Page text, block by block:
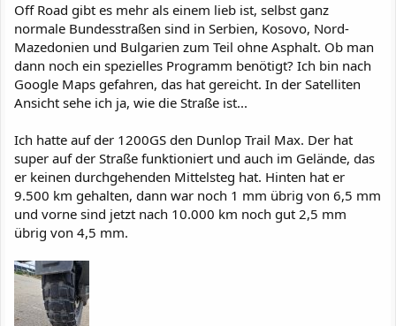
Off Road gibt es mehr als einem lieb ist, selbst ganz
normale Bundesstraßen sind in Serbien, Kosovo, Nord-
Mazedonien und Bulgarien zum Teil ohne Asphalt. Ob man
dann noch ein spezielles Programm benötigt? Ich bin nach
Google Maps gefahren, das hat gereicht. In der Satelliten
Ansicht sehe ich ja, wie die Straße ist...
Ich hatte auf der 1200GS den Dunlop Trail Max. Der hat
super auf der Straße funktioniert und auch im Gelände, das
er keinen durchgehenden Mittelsteg hat. Hinten hat er
9.500 km gehalten, dann war noch 1 mm übrig von 6,5 mm
und vorne sind jetzt nach 10.000 km noch gut 2,5 mm
übrig von 4,5 mm.